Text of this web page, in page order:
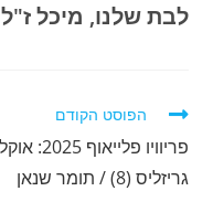
לבת שלנו, מיכל ז"ל
לקרוא
נוספים
הפוסט הקודם
גריזליס (8) / תומר שנאן